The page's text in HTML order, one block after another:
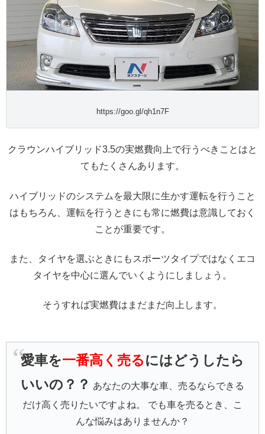
https://goo.gl/qh1n7F
クラウンハイブリッド3.5の実燃費向上で行うべきことはと
てもたくさんあります。
ハイブリッドのシステムを最大限に生かす運転を行うこと
はもちろん、運転を行うときにも常に燃費は意識しておく
ことが重要です。
また、タイヤを選ぶときにもスポーツタイプではなくエコ
タイヤを中心に選んでいくようにしましょう。
そうすれば実燃費はまだまだ向上します。
愛車を一番高く売るにはどうしたら
いいの？？ あなたの大事な車、売るならできる
だけ高く売りたいですよね。 でも車を売るとき、こ
んな悩みはありませんか？